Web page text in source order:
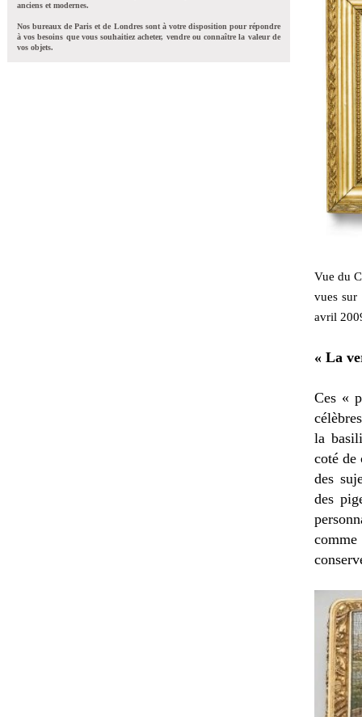
anciens et modernes.
Nos bureaux de Paris et de Londres sont à votre disposition pour répondre
à vos besoins que vous souhaitiez acheter, vendre ou connaître la valeur de
vos objets.
Vue du
vues sur
avril
« La
Ces «
la
coté de
des
des